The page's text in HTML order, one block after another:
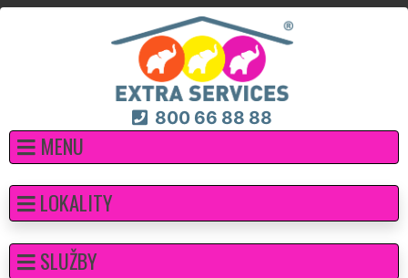
800 66 88 88
MENU
LOKALITY
SLUŽBY